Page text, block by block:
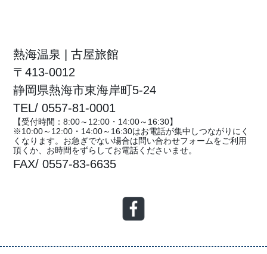
熱海温泉 | 古屋旅館
〒413-0012
静岡県熱海市東海岸町5-24
TEL/ 0557-81-0001
【受付時間：8:00～12:00・14:00～16:30】
※10:00～12:00・14:00～16:30はお電話が集中しつながりにく
くなります。お急ぎでない場合は問い合わせフォームをご利用
頂くか、お時間をずらしてお電話くださいませ。
FAX/ 0557-83-6635